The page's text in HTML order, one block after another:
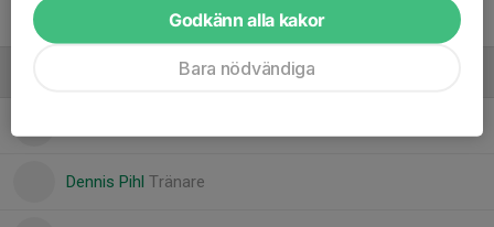
Dennis Pihl Tränare
Godkänn alla kakor
Bara nödvändiga